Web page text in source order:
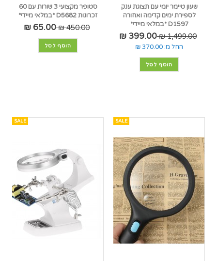
שעון טיימר יומי עם תצוגת ענק
לספירת ימים קדימה ואחורה
D1597 *במלאי מיידי*
1,499.00 ₪
399.00 ₪
החל מ: 370.00 ₪
הוסף לסל
סטופר מקצועי 3 שורות עם 60
זכרונות D5682 *במלאי מיידי*
450.00 ₪
65.00 ₪
הוסף לסל
SALE
SALE